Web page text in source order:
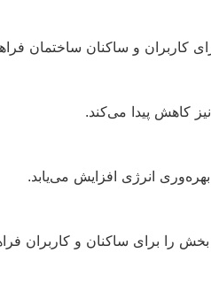
کاربران و ساکنان ساختمان
کاهش پیدا می‌کند.
انرژی افزایش می‌یابد.
را برای ساکنان و کاربران